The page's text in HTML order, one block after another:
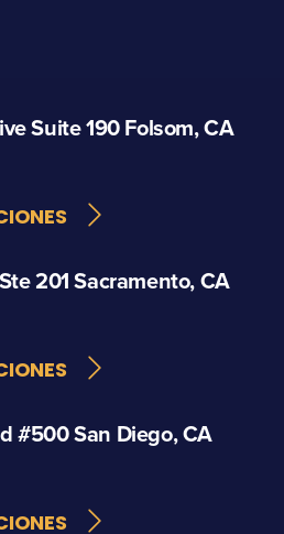
Suite 190Folsom, CA
Ste 201Sacramento, CA
#500San Diego, CA